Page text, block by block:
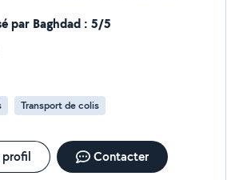
par Baghdad : 5/5
Transport de colis
profil Contacter